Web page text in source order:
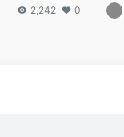
2,242 0